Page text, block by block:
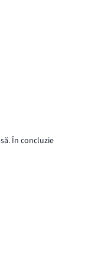
În concluzie